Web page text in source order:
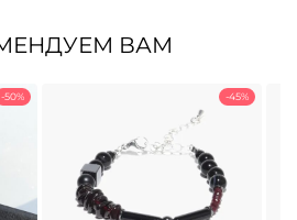
ВАМ
-50% -45%